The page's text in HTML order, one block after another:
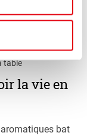
table
la vie en
bat